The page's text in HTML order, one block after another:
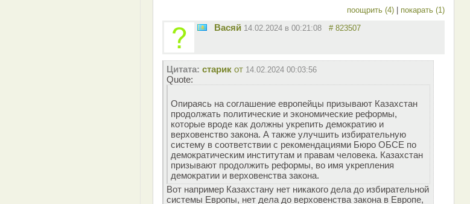
поощрить (4) покарать (1)
Васяй 14.02.2024 в 00:21:08 # 823507
Цитата: старик от 14.02.2024 00:03:56
Quote:
Опираясь на соглашение европейцы призывают Казахстан
продолжать политические и экономические реформы,
которые вроде как должны укрепить демократию и
верховенство закона. А также улучшить избирательную
систему в соответствии с рекомендациями Бюро ОБСЕ по
демократическим институтам и правам человека. Казахстан
призывают продолжить реформы, во имя укрепления
демократии и верховенства закона.
Вот например Казахстану нет никакого дела до избирательной
системы Европы, нет дела до верховенства закона в Европе,